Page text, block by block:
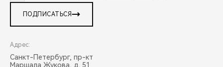
ПОДПИСАТЬСЯ
Адрес:
Санкт-Петербург, пр-кт
Маршала Жукова, д. 51